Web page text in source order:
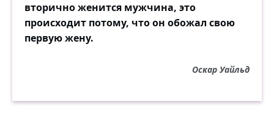
вторично женится мужчина, это
происходит потому, что он обожал свою
первую жену.
Оскар Уайльд